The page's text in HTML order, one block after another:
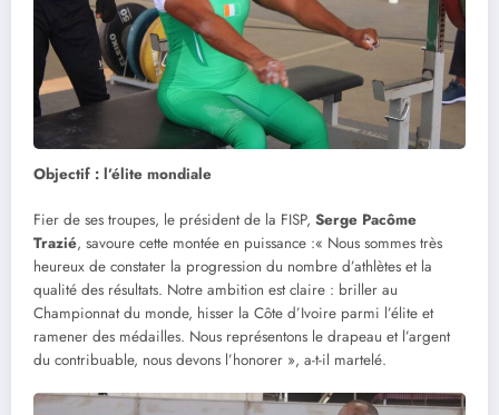
Objectif : l’élite mondiale
Fier de ses troupes, le président de la FISP, Serge Pacôme
Trazié, savoure cette montée en puissance :« Nous sommes très
heureux de constater la progression du nombre d’athlètes et la
qualité des résultats. Notre ambition est claire : briller au
Championnat du monde, hisser la Côte d’Ivoire parmi l’élite et
ramener des médailles. Nous représentons le drapeau et l’argent
du contribuable, nous devons l’honorer », a-t-il martelé.